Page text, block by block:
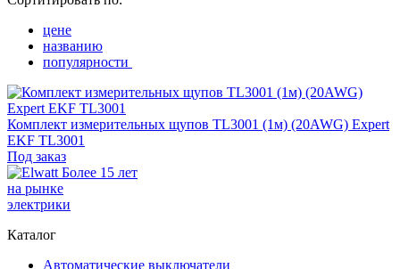
цене
названию
популярности
Комплект измерительных щупов TL3001 (1м) (20AWG) Expert
EKF TL3001
Под заказ
Более 15 лет
на рынке
электрики
Каталог
Автоматические выключатели